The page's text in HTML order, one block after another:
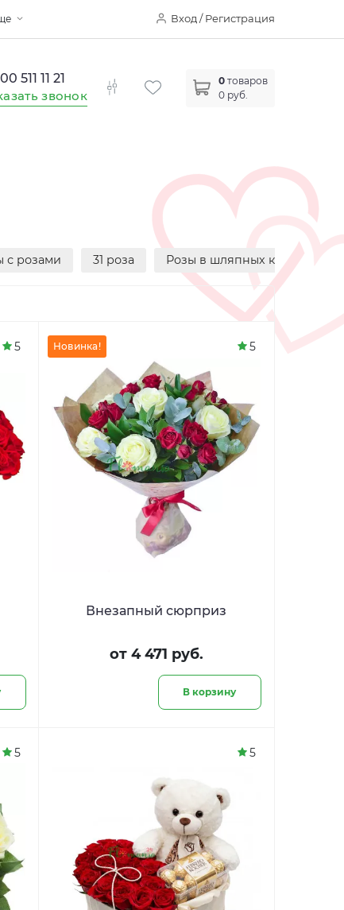
Вход / Регистрация
0 товаров
0 руб.
511 11 21
звонок
с розами 31 роза Розы в шляпных коробках
5
Внезапный сюрприз
от 4 471 руб.
В корзину
Новинка! 5
5 5